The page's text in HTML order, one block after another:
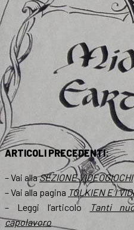
ARTICOLI PRECEDENTI:
– Vai allaSEZIONE VIDEOGIOCHI
– Vai alla pagina TOLKIEN E I
– Leggi l’articolo
Tanti
capolavoro